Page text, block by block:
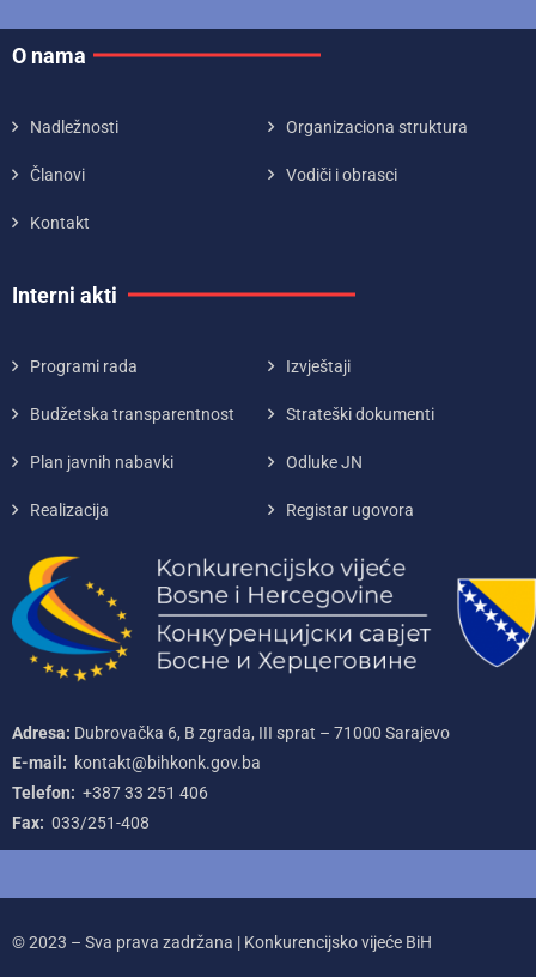
O nama
Nadležnosti Organizaciona struktura
Članovi Vodiči i obrasci
Kontakt
Interni akti
Programi rada Izvještaji
Budžetska transparentnost Strateški dokumenti
Plan javnih nabavki Odluke JN
Realizacija Registar ugovora
Adresa: Dubrovačka 6, B zgrada, III sprat – 71000‌ Sarajevo
E-mail: kontakt@bihkonk.gov.ba
Telefon: +387‌ 33‌ 251‌ 406
Fax: 033/251-408
© 2023 – Sva prava zadržana | Konkurencijsko vijeće BiH